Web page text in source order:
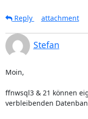
Reply
attachment
Stefan
Moin,
ffnwsql3 & 21 können
verbleibenden